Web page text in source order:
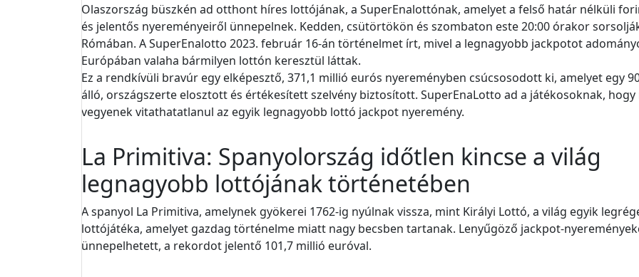
Olaszország büszkén ad otthont híres lottójának, a SuperEnalottónak, amelyet a felső határ nélküli
és jelentős nyereményeiről ünnepelnek. Kedden, csütörtökön és szombaton este 20:00 órakor
Rómában. A SuperEnalotto 2023. február 16-án történelmet írt, mivel a legnagyobb jackpotot
Európában valaha bármilyen lottón keresztül láttak.
Ez a rendkívüli bravúr egy elképesztő, 371,1 millió eurós nyereményben csúcsosodott ki, amelyet egy
álló, országszerte elosztott és értékesített szelvény biztosított. SuperEnaLotto ad a játékosoknak, hogy
vegyenek vitathatatlanul az egyik legnagyobb lottó jackpot nyeremény.
La Primitiva: Spanyolország időtlen kincse a világ
legnagyobb lottójának történetében
A spanyol La Primitiva, amelynek gyökerei 1762-ig nyúlnak vissza, mint Királyi Lottó, a világ egyik
lottójátéka, amelyet gazdag történelme miatt nagy becsben tartanak. Lenyűgöző jackpot-
ünnepelhetett, a rekordot jelentő 101,7 millió euróval.